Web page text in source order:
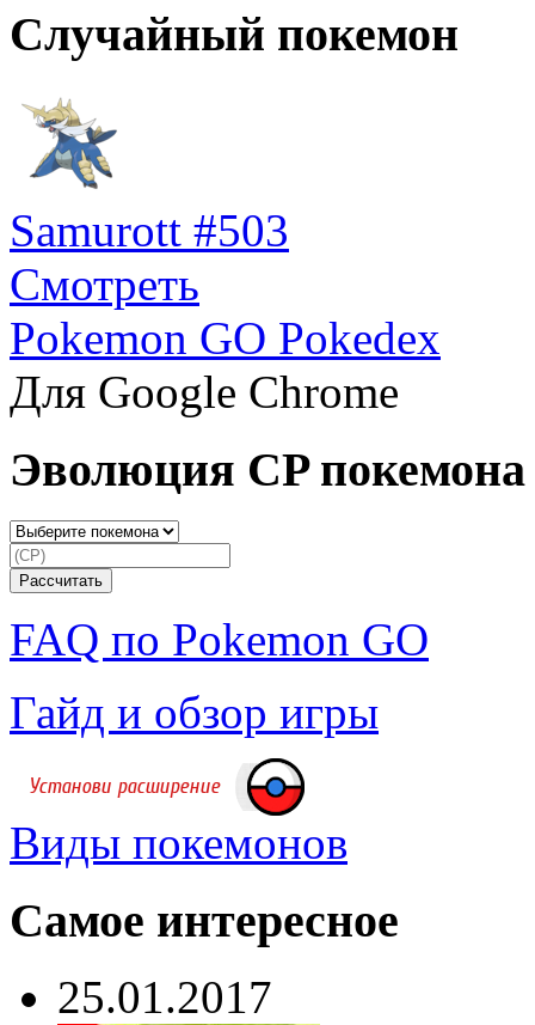
Случайный покемон
Samurott #503
Смотреть
Pokemon GO Pokedex
Для Google Chrome
Эволюция CP покемона
FAQ по Pokemon GO
Гайд и обзор игры
Виды покемонов
Самое интересное
25.01.2017